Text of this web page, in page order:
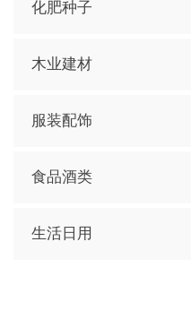
化肥种子
木业建材
服装配饰
食品酒类
生活日用